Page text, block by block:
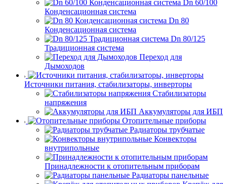
Dn 60/100
Конденсационная система
Dn 80
Конденсационная система
Dn 80/125
Традиционная система
Переход для
Дымоходов
Источники питания, стабилизаторы, инверторы
Стабилизаторы
напряжения
Аккумуляторы для ИБП
Отопительные приборы
Радиаторы трубчатые
Конвекторы
внутрипольные
Принадлежности к отопительным приборам
Радиаторы панельные